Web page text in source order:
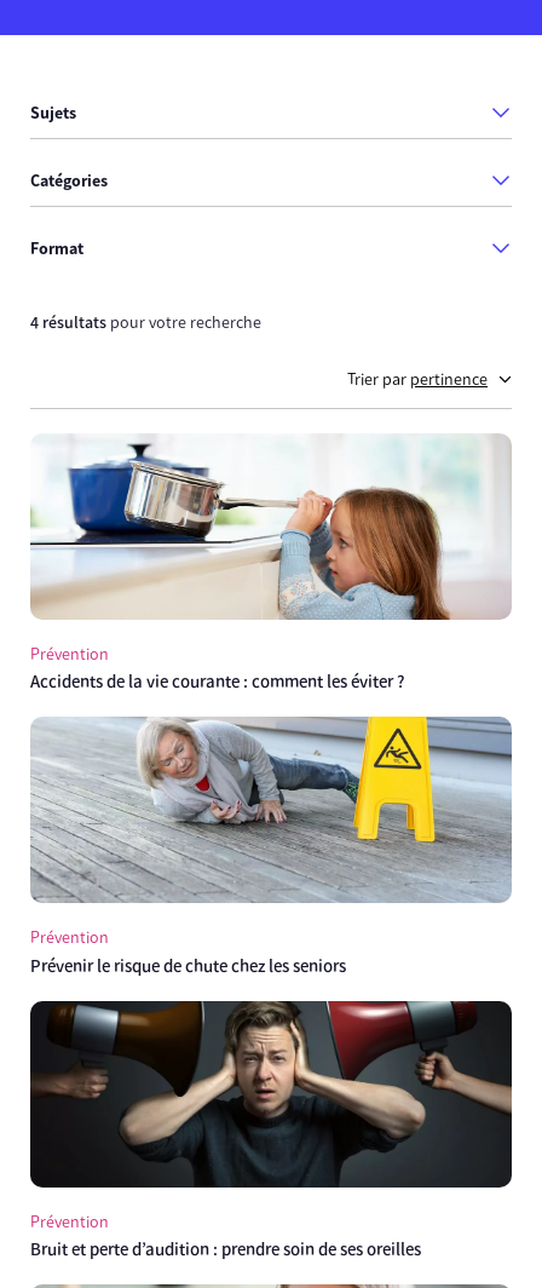
Sujets
Catégories
Format
4 résultats pour votre recherche
Trier par pertinence
Prévention
Accidents de la vie courante : comment les éviter ?
Prévention
Prévenir le risque de chute chez les seniors
Prévention
Bruit et perte d’audition : prendre soin de ses oreilles